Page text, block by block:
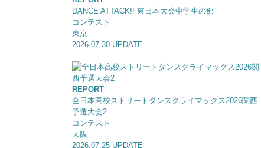
DANCE ATTACK!! 東日本大会中学生の部
コンテスト
東京
2026.07.30 UPDATE
REPORT
全日本高校ストリートダンスクライマックス2026関西
予選大会2
コンテスト
大阪
2026.07.25 UPDATE